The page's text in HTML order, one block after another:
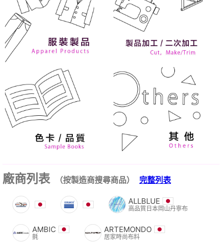
廠商列表 （按製造商搜尋商品） 完整列表
ALLBLUE
高品質日本岡山丹寧布
AMBIC
氈
ARTEMONDO
居家時尚布料